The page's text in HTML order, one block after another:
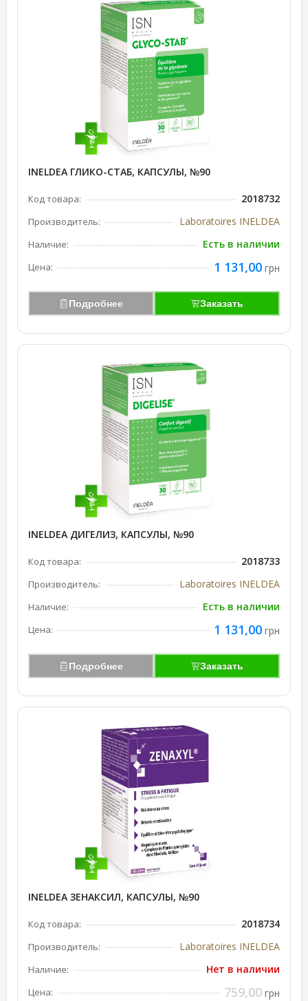
INELDEA ГЛИКО-СТАБ, КАПСУЛЫ, №90
Код товара: 2018732
Производитель: Laboratoires INELDEA
Наличие: Есть в наличии
Цена: 1 131,00 грн
Подробнее Заказать
INELDEA ДИГЕЛИЗ, КАПСУЛЫ, №90
Код товара: 2018733
Производитель: Laboratoires INELDEA
Наличие: Есть в наличии
Цена: 1 131,00 грн
Подробнее Заказать
INELDEA ЗЕНАКСИЛ, КАПСУЛЫ, №90
Код товара: 2018734
Производитель: Laboratoires INELDEA
Наличие: Нет в наличии
Цена: 759,00 грн